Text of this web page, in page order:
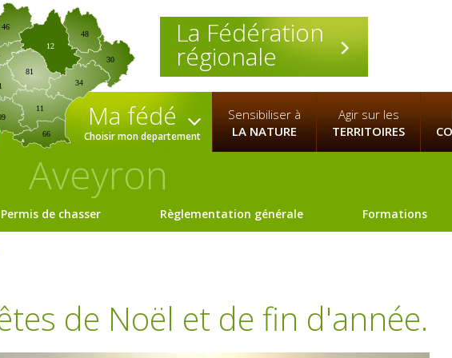
La Fédération
régionale
12
30
34
46
66
81
11
48
Ma fédé
Choisir mon departement
Sensibiliser à
LA NATURE
Agir sur les
TERRITOIRES
Aveyron
Permis de chasser Règlementation générale Formations
de Noël et de fin d'année.